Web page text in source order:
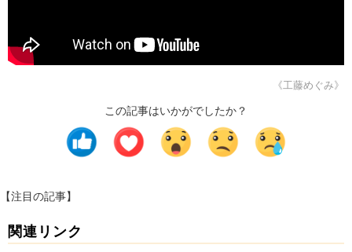
《工藤めぐみ》
この記事はいかがでしたか？
【注目の記事】
関連リンク